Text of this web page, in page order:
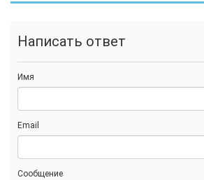
Написать ответ
Имя
Email
Сообщение